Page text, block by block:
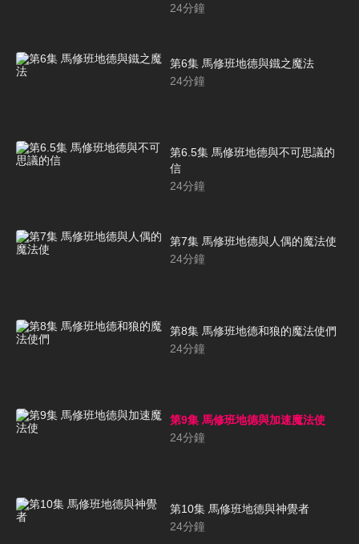
24分鐘
第6集 馬修班地德與鐵之魔法
24分鐘
第6.5集 馬修班地德與不可思議的
信
24分鐘
第7集 馬修班地德與人偶的魔法使
24分鐘
第8集 馬修班地德和狼的魔法使們
24分鐘
第9集 馬修班地德與加速魔法使
24分鐘
第10集 馬修班地德與神覺者
24分鐘